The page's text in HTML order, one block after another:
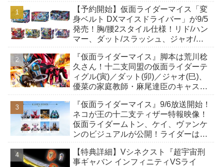
【予約開始】仮面ライダーマイス「変
身ベルト DXマイスドライバー」が9/5
発売！胸/腰2スタイル仕様！リド/ハン
マー、ダット/スラッシュ、ジャオ/バ
も！
『仮面ライダーマイス』脚本は荒川稔
久さん！十二支同盟の仮面ライダーテ
ィグル(寅)／ダット(卯)／ジャオ(巳)、
優菜の家庭教師・麻尾達臣のキャスト
んも変身！
『仮面ライダーマイス』9/6放送開始！
ネコが王の十二支ティザー特報映像！
仮面ライダームトン、ケイ、ヴァンケ
ンのビジュアルが公開！ライダーは子
【特典詳細】Vシネクスト『超宇宙刑
事ギャバン インフィニティVSライ